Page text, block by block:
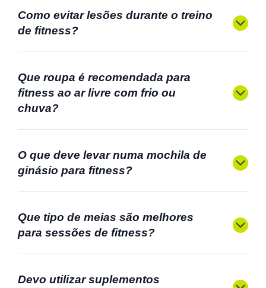
Como evitar lesões durante o treino
de fitness?
Que roupa é recomendada para
fitness ao ar livre com frio ou
chuva?
O que deve levar numa mochila de
ginásio para fitness?
Que tipo de meias são melhores
para sessões de fitness?
Devo utilizar suplementos